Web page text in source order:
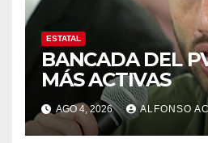
ESTATAL
BANCADA DEL
MÁS ACTIVAS
AGO 4, 2026 ALFONSO